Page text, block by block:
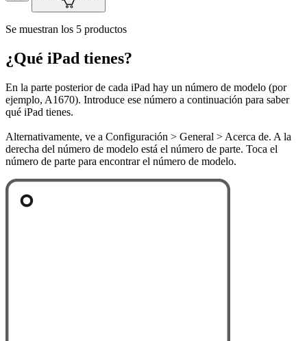
Se muestran los 5 productos
¿Qué iPad tienes?
En la parte posterior de cada iPad hay un número de modelo (por
ejemplo, A1670). Introduce ese número a continuación para saber
qué iPad tienes.
Alternativamente, ve a Configuración > General > Acerca de. A la
derecha del número de modelo está el número de parte. Toca el
número de parte para encontrar el número de modelo.